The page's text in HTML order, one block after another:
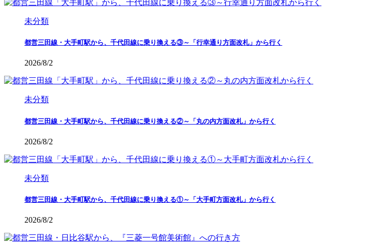
未分類
都営三田線・大手町駅から、千代田線に乗り換える③～「行幸通り方面改札」から行く
2026/8/2
未分類
都営三田線・大手町駅から、千代田線に乗り換える②～「丸の内方面改札」から行く
2026/8/2
未分類
都営三田線・大手町駅から、千代田線に乗り換える①～「大手町方面改札」から行く
2026/8/2